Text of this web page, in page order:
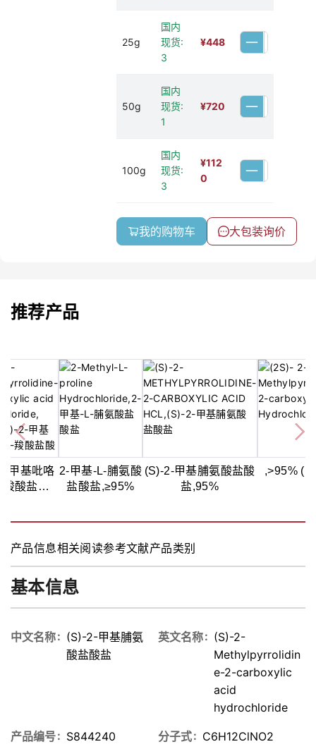
25g
国内
现货:
3
¥448
50g
国内
现货:
1
¥720
100g
国内
现货:
3
¥112
0
我的购物车 大包装询价
推荐产品
甲基吡咯
羧酸盐酸
2-甲基-L-脯氨酸
盐酸盐,≥95%
(S)-2-甲基脯氨酸盐酸
盐,95%
,>95%
产品信息相关阅读参考文献产品类别
基本信息
中文名称
(S)-2-甲基脯氨
酸盐酸盐
英文名称
(S)-2-
Methylpyrrolidin
e-2-carboxylic
acid
hydrochloride
产品编号 S844240 分子式 C6H12ClNO2